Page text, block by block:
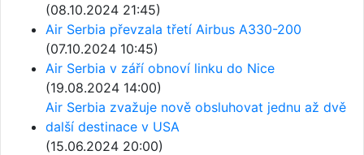
(08.10.2024 21:45)
Air Serbia převzala třetí Airbus A330-200
(07.10.2024 10:45)
Air Serbia v září obnoví linku do Nice
(19.08.2024 14:00)
Air Serbia zvažuje nově obsluhovat jednu až dvě
další destinace v USA
(15.06.2024 20:00)